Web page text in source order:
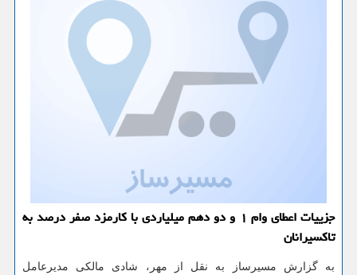
جزییات اعطای وام ۱ و دو دهم میلیاردی با کارمزد صفر درصد به
تاکسیرانان
به گزارش مسیرساز به نقل از مهر، شادی مالکی مدیرعامل